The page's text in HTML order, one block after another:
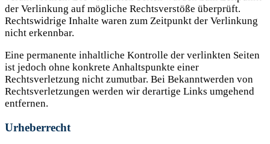
der Verlinkung auf mögliche Rechtsverstöße überprüft.
Rechtswidrige Inhalte waren zum Zeitpunkt der Verlinkung
nicht erkennbar.
Eine permanente inhaltliche Kontrolle der verlinkten Seiten
ist jedoch ohne konkrete Anhaltspunkte einer
Rechtsverletzung nicht zumutbar. Bei Bekanntwerden von
Rechtsverletzungen werden wir derartige Links umgehend
entfernen.
Urheberrecht